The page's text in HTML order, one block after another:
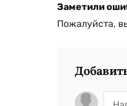
Заметили
Пожалуйста,